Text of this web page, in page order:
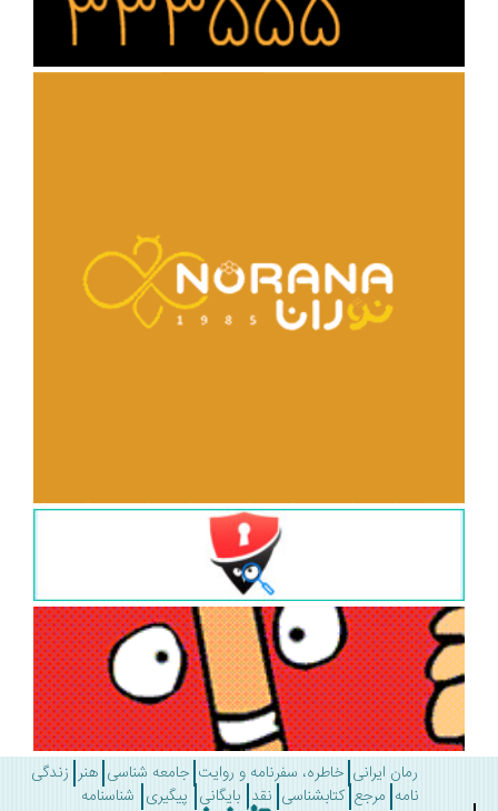
رمان ایرانی خاطره، سفرنامه و روایت جامعه شناسی هنر زندگی
مرجع کتابشناسی نقد بایگانی پیگیری شناسنامه